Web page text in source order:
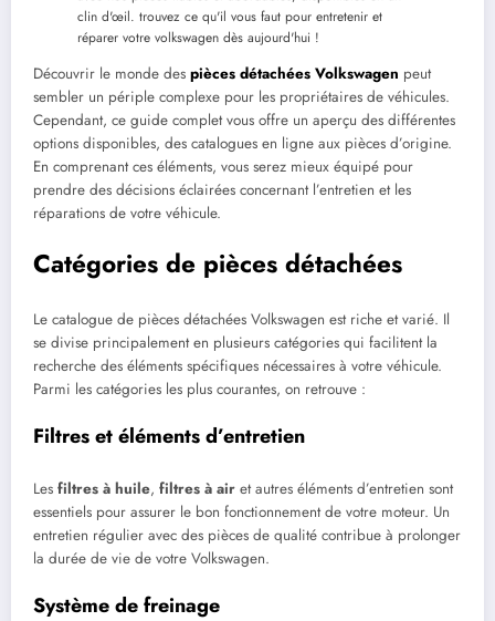
Découvrir le monde des pièces détachées Volkswagen peut
sembler un périple complexe pour les propriétaires de véhicules.
Cependant, ce guide complet vous offre un aperçu des différentes
options disponibles, des catalogues en ligne aux pièces d’origine.
En comprenant ces éléments, vous serez mieux équipé pour
prendre des décisions éclairées concernant l’entretien et les
réparations de votre véhicule.
Catégories de pièces détachées
Le catalogue de pièces détachées Volkswagen est riche et varié. Il
se divise principalement en plusieurs catégories qui facilitent la
recherche des éléments spécifiques nécessaires à votre véhicule.
Parmi les catégories les plus courantes, on retrouve :
Filtres et éléments d’entretien
Les filtres à huile, filtres à air et autres éléments d’entretien sont
essentiels pour assurer le bon fonctionnement de votre moteur. Un
entretien régulier avec des pièces de qualité contribue à prolonger
la durée de vie de votre Volkswagen.
Système de freinage